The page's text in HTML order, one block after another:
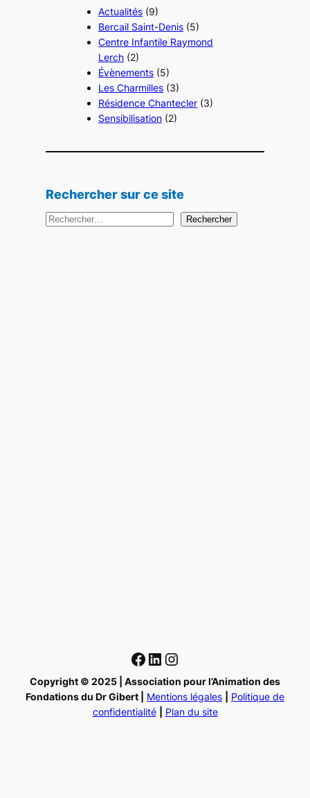
Actualités (9)
Bercail Saint-Denis (5)
Centre Infantile Raymond
Lerch (2)
Évènements (5)
Les Charmilles (3)
Résidence Chantecler (3)
Sensibilisation (2)
Rechercher sur ce site
R
Rechercher
Facebook
LinkedIn
Instagram
Copyright © 2025 | Association pour l’Animation des
Fondations du Dr Gibert |
Mentions légales
Politique de
confidentialité
Plan du site